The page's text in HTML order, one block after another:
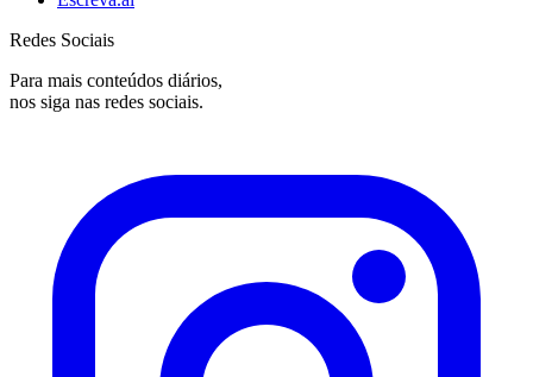
Redes Sociais
Para mais conteúdos diários,
nos siga nas redes sociais.